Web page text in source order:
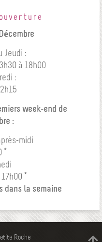
Jeudi :
à 18h00
:
week-end de
:
midi
*
*
dans la semaine
Roche